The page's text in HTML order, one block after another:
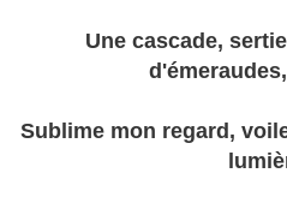
Une cascade,
Sublime mon regard,